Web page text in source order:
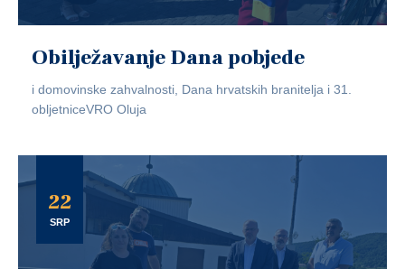
Obilježavanje Dana pobjede
i domovinske zahvalnosti, Dana hrvatskih branitelja i 31.
obljetniceVRO Oluja
22
SRP